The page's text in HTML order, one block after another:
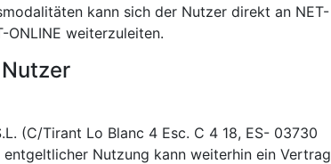
kann sich der Nutzer direkt an NET-
ONLINE weiterzuleiten.
(C/Tirant Lo Blanc 4 Esc. C 4 18, ES- 03730
Nutzung kann weiterhin ein Vertrag